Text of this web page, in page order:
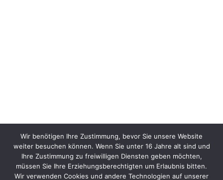
Wir benötigen Ihre Zustimmung, bevor Sie unsere Website
weiter besuchen können. Wenn Sie unter 16 Jahre alt sind und
Ihre Zustimmung zu freiwilligen Diensten geben möchten,
müssen Sie Ihre Erziehungsberechtigten um Erlaubnis bitten.
Wir verwenden Cookies und andere Technologien auf unserer